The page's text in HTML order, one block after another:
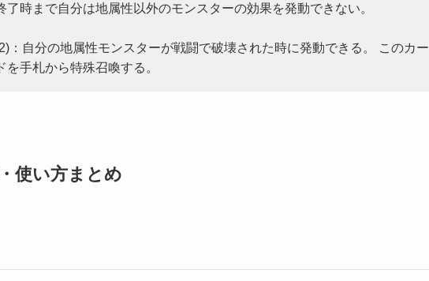
了時まで自分は地属性以外のモンスターの効果を発動できない。
：自分の地属性モンスターが戦闘で破壊された時に発動できる。 このカー
を手札から特殊召喚する。
使い方まとめ